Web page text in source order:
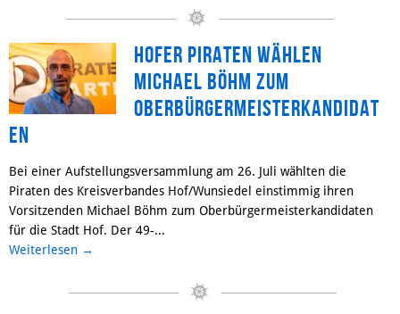
Hofer Piraten wählen
Michael Böhm zum
Oberbürgermeisterkandidat
en
Bei einer Aufstellungsversammlung am 26. Juli wählten die
Piraten des Kreisverbandes Hof/Wunsiedel einstimmig ihren
Vorsitzenden Michael Böhm zum Oberbürgermeisterkandidaten
für die Stadt Hof. Der 49-...
Weiterlesen →